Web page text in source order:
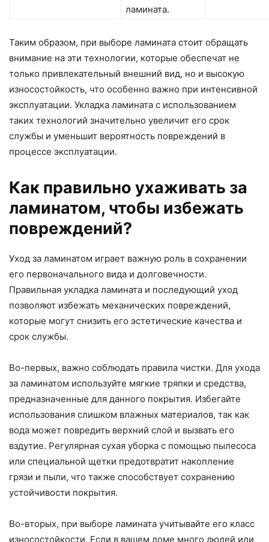
ламината.
Таким образом, при выборе ламината стоит обращать
внимание на эти технологии, которые обеспечат не
только привлекательный внешний вид, но и высокую
износостойкость, что особенно важно при интенсивной
эксплуатации. Укладка ламината с использованием
таких технологий значительно увеличит его срок
службы и уменьшит вероятность повреждений в
процессе эксплуатации.
Как правильно ухаживать за
ламинатом, чтобы избежать
повреждений?
Уход за ламинатом играет важную роль в сохранении
его первоначального вида и долговечности.
Правильная укладка ламината и последующий уход
позволяют избежать механических повреждений,
которые могут снизить его эстетические качества и
срок службы.
Во-первых, важно соблюдать правила чистки. Для ухода
за ламинатом используйте мягкие тряпки и средства,
предназначенные для данного покрытия. Избегайте
использования слишком влажных материалов, так как
вода может повредить верхний слой и вызвать его
вздутие. Регулярная сухая уборка с помощью пылесоса
или специальной щетки предотвратит накопление
грязи и пыли, что также способствует сохранению
устойчивости покрытия.
Во-вторых, при выборе ламината учитывайте его класс
износостойкости. Если в вашем доме много людей или